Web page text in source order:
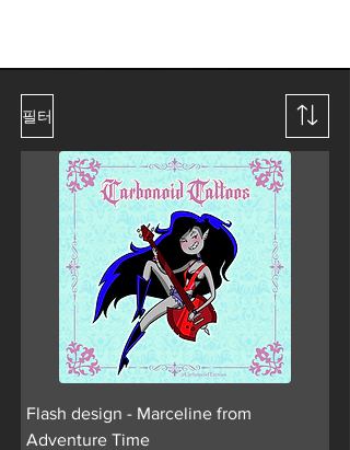
필터
Flash design - Marceline from
Adventure Time